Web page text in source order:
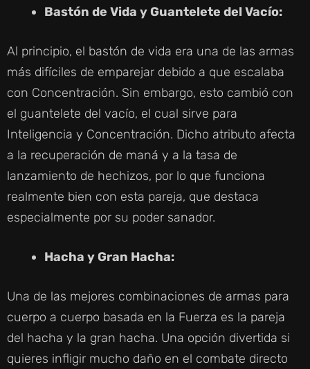
Bastón de Vida y Guantelete del Vacío:
Al principio, el bastón de vida era una de las armas
más difíciles de emparejar debido a que escalaba
con Concentración. Sin embargo, esto cambió con
el guantelete del vacío, el cual sirve para
Inteligencia y Concentración. Dicho atributo afecta
a la recuperación de maná y a la tasa de
lanzamiento de hechizos, por lo que funciona
realmente bien con esta pareja, que destaca
especialmente por su poder sanador.
Hacha y Gran Hacha:
Una de las mejores combinaciones de armas para
cuerpo a cuerpo basada en la Fuerza es la pareja
del hacha y la gran hacha. Una opción divertida si
quieres infligir mucho daño en el combate directo